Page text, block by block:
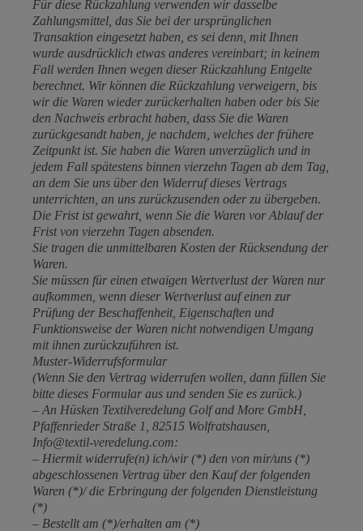
Für diese Rückzahlung verwenden wir dasselbe
Zahlungsmittel, das Sie bei der ursprünglichen
Transaktion eingesetzt haben, es sei denn, mit Ihnen
wurde ausdrücklich etwas anderes vereinbart; in keinem
Fall werden Ihnen wegen dieser Rückzahlung Entgelte
berechnet. Wir können die Rückzahlung verweigern, bis
wir die Waren wieder zurückerhalten haben oder bis Sie
den Nachweis erbracht haben, dass Sie die Waren
zurückgesandt haben, je nachdem, welches der frühere
Zeitpunkt ist. Sie haben die Waren unverzüglich und in
jedem Fall spätestens binnen vierzehn Tagen ab dem Tag,
an dem Sie uns über den Widerruf dieses Vertrags
unterrichten, an uns zurückzusenden oder zu übergeben.
Die Frist ist gewahrt, wenn Sie die Waren vor Ablauf der
Frist von vierzehn Tagen absenden.
Sie tragen die unmittelbaren Kosten der Rücksendung der
Waren.
Sie müssen für einen etwaigen Wertverlust der Waren nur
aufkommen, wenn dieser Wertverlust auf einen zur
Prüfung der Beschaffenheit, Eigenschaften und
Funktionsweise der Waren nicht notwendigen Umgang
mit ihnen zurückzuführen ist.
Muster-Widerrufsformular
(Wenn Sie den Vertrag widerrufen wollen, dann füllen Sie
bitte dieses Formular aus und senden Sie es zurück.)
– An Hüsken Textilveredelung Golf and More GmbH,
Pfaffenrieder Straße 1, 82515 Wolfratshausen,
Info@textil-veredelung.com:
– Hiermit widerrufe(n) ich/wir (*) den von mir/uns (*)
abgeschlossenen Vertrag über den Kauf der folgenden
Waren (*)/ die Erbringung der folgenden Dienstleistung
(*)
– Bestellt am (*)/erhalten am (*)